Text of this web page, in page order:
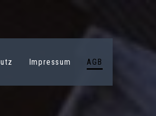
Impressum AGB